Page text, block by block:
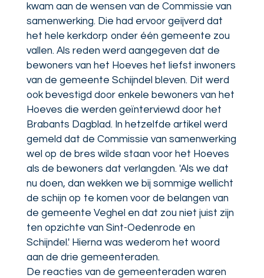
kwam aan de wensen van de Commissie van
samenwerking. Die had ervoor geijverd dat
het hele kerkdorp onder één gemeente zou
vallen. Als reden werd aangegeven dat de
bewoners van het Hoeves het liefst inwoners
van de gemeente Schijndel bleven. Dit werd
ook bevestigd door enkele bewoners van het
Hoeves die werden geïnterviewd door het
Brabants Dagblad. In hetzelfde artikel werd
gemeld dat de Commissie van samenwerking
wel op de bres wilde staan voor het Hoeves
als de bewoners dat verlangden. 'Als we dat
nu doen, dan wekken we bij sommige wellicht
de schijn op te komen voor de belangen van
de gemeente Veghel en dat zou niet juist zijn
ten opzichte van Sint-Oedenrode en
Schijndel.' Hierna was wederom het woord
aan de drie gemeenteraden.
De reacties van de gemeenteraden waren